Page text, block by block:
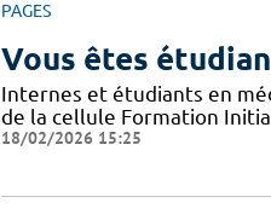
PAGES
Vous êtes
Internes et étudiants en
de la cellule Formation
18/02/2026 15:25